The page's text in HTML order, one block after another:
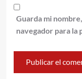
Guarda mi
navegador para la